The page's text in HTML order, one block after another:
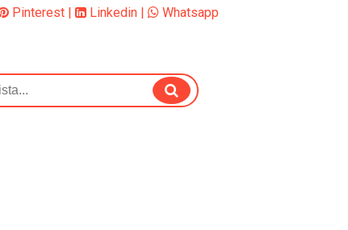
Pinterest | Linkedin | Whatsapp